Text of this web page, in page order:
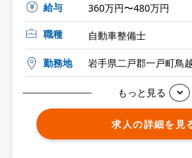
給与
360万円〜480万円
職種
自動車整備士
勤務地 岩手県二戸郡一戸町鳥
もっと見る
求人の詳細を見